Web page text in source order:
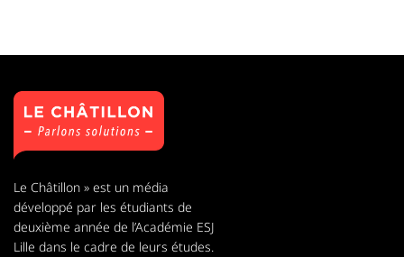
Le Châtillon » est un média
développé par les étudiants de
deuxième année de l’Académie ESJ
Lille dans le cadre de leurs études.